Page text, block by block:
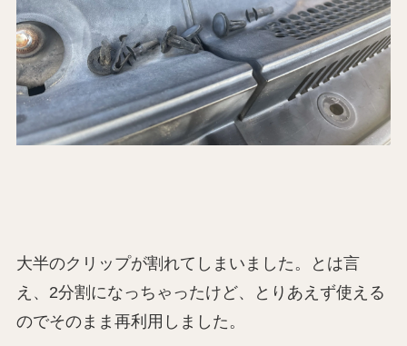
大半のクリップが割れてしまいました。とは言
え、2分割になっちゃったけど、とりあえず使える
のでそのまま再利用しました。